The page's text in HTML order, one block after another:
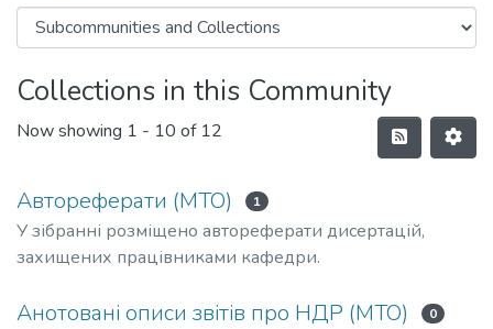
Collections in this Community
Now showing 1 - 10 of 12
Автореферати (МТО) 1
У зібранні розміщено автореферати дисертацій,
захищених працівниками кафедри.
Анотовані описи звітів про НДР (МТО) 0